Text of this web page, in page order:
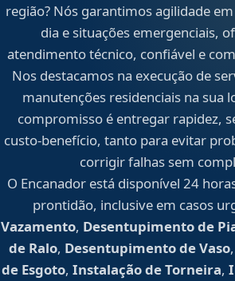
região? Nós garantimos agilidade
dia e situações emergenciais,
atendimento técnico, confiável e
Nos destacamos na execução de
manutenções residenciais na sua
compromisso é entregar rapidez,
custo-benefício, tanto para evitar
corrigir falhas sem
O Encanador está disponível 24
prontidão, inclusive em casos
Vazamento, Desentupimento de
de Ralo, Desentupimento de Vaso,
de Esgoto, Instalação de Torneira,